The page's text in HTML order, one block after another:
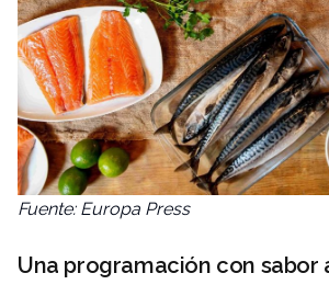
Fuente: Europa Press
Una programación con sabor